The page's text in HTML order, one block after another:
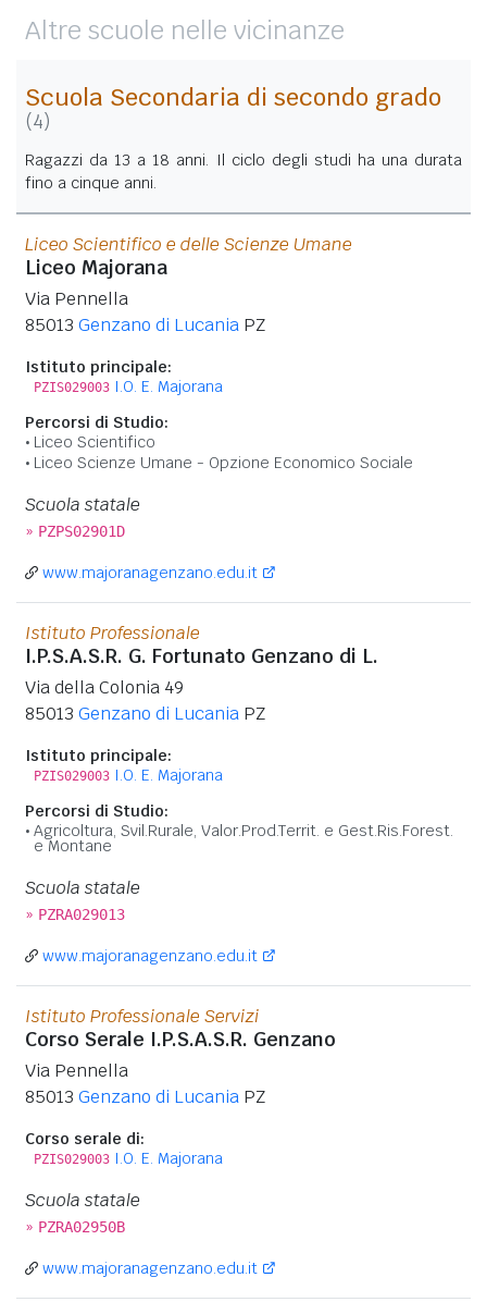
Altre scuole nelle vicinanze
Scuola Secondaria di secondo grado
(4)
Ragazzi da 13 a 18 anni. Il ciclo degli studi ha una durata
fino a cinque anni.
Liceo Scientifico e delle Scienze Umane
Liceo Majorana
Via Pennella
85013 Genzano di Lucania PZ
Istituto principale:
PZIS029003 I.O. E. Majorana
Percorsi di Studio:
Liceo Scientifico
Liceo Scienze Umane - Opzione Economico Sociale
Scuola statale
» PZPS02901D
www.majoranagenzano.edu.it
Istituto Professionale
I.P.S.A.S.R. G. Fortunato Genzano di L.
Via della Colonia 49
85013 Genzano di Lucania PZ
Istituto principale:
PZIS029003 I.O. E. Majorana
Percorsi di Studio:
Agricoltura, Svil.Rurale, Valor.Prod.Territ. e Gest.Ris.Forest.
e Montane
Scuola statale
» PZRA029013
www.majoranagenzano.edu.it
Istituto Professionale Servizi
Corso Serale I.P.S.A.S.R. Genzano
Via Pennella
85013 Genzano di Lucania PZ
Corso serale di:
PZIS029003 I.O. E. Majorana
Scuola statale
» PZRA02950B
www.majoranagenzano.edu.it